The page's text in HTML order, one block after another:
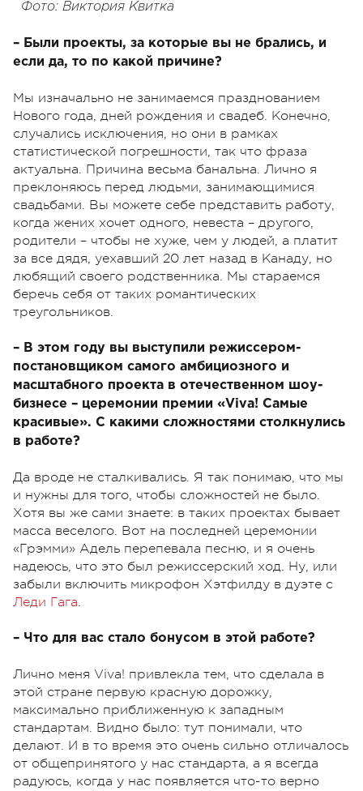
Фото: Виктория Квитка
– Были проекты, за которые вы не брались, и
если да, то по какой причине?
Мы изначально не занимаемся празднованием
Нового года, дней рождения и свадеб. Конечно,
случались исключения, но они в рамках
статистической погрешности, так что фраза
актуальна. Причина весьма банальна. Лично я
преклоняюсь перед людьми, занимающимися
свадьбами. Вы можете себе представить работу,
когда жених хочет одного, невеста – другого,
родители – чтобы не хуже, чем у людей, а платит
за все дядя, уехавший 20 лет назад в Канаду, но
любящий своего родственника. Мы стараемся
беречь себя от таких романтических
треугольников.
– В этом году вы выступили режиссером-
постановщиком самого амбициозного и
масштабного проекта в отечественном шоу-
бизнесе – церемонии премии «Viva! Самые
красивые». С какими сложностями столкнулись
в работе?
Да вроде не сталкивались. Я так понимаю, что мы
и нужны для того, чтобы сложностей не было.
Хотя вы же сами знаете: в таких проектах бывает
масса веселого. Вот на последней церемонии
«Грэмми» Адель перепевала песню, и я очень
надеюсь, что это был режиссерский ход. Ну, или
забыли включить микрофон Хэтфилду в дуэте с
Леди Гага.
– Что для вас стало бонусом в этой работе?
Лично меня Viva! привлекла тем, что сделала в
этой стране первую красную дорожку,
максимально приближенную к западным
стандартам. Видно было: тут понимали, что
делают. И в то время это очень сильно отличалось
от общепринятого у нас стандарта, а я всегда
радуюсь, когда у нас появляется что-то верно